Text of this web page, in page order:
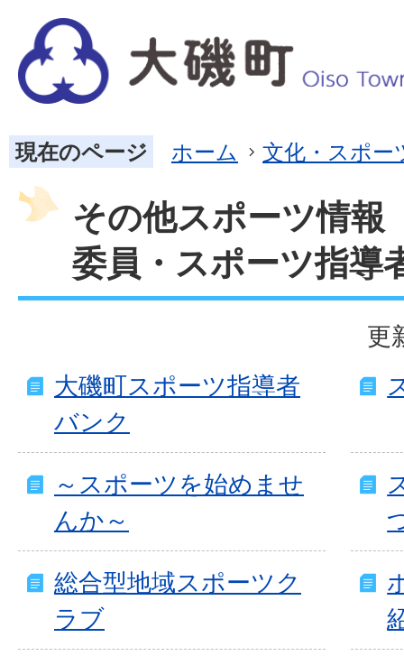
現在のページ ホーム 文化・スポー
その他スポーツ情報
委員・スポーツ指導
更
大磯町スポーツ指導者
バンク
～スポーツを始めませ
んか～
総合型地域スポーツク
ラブ